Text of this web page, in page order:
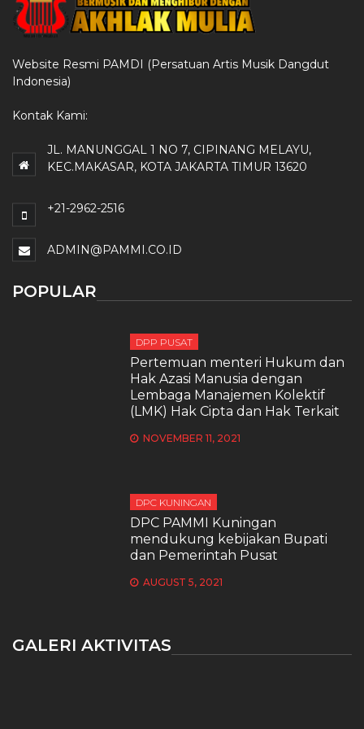
Website Resmi PAMDI (Persatuan Artis Musik Dangdut
Indonesia)
Kontak Kami:
JL. MANUNGGAL 1 NO 7, CIPINANG MELAYU,
KEC.MAKASAR, KOTA JAKARTA TIMUR 13620
+21-2962-2516
ADMIN@PAMMI.CO.ID
POPULAR
DPP PUSAT
Pertemuan menteri Hukum dan
Hak Azasi Manusia dengan
Lembaga Manajemen Kolektif
(LMK) Hak Cipta dan Hak Terkait
NOVEMBER 11, 2021
DPC KUNINGAN
DPC PAMMI Kuningan
mendukung kebijakan Bupati
dan Pemerintah Pusat
AUGUST 5, 2021
GALERI AKTIVITAS